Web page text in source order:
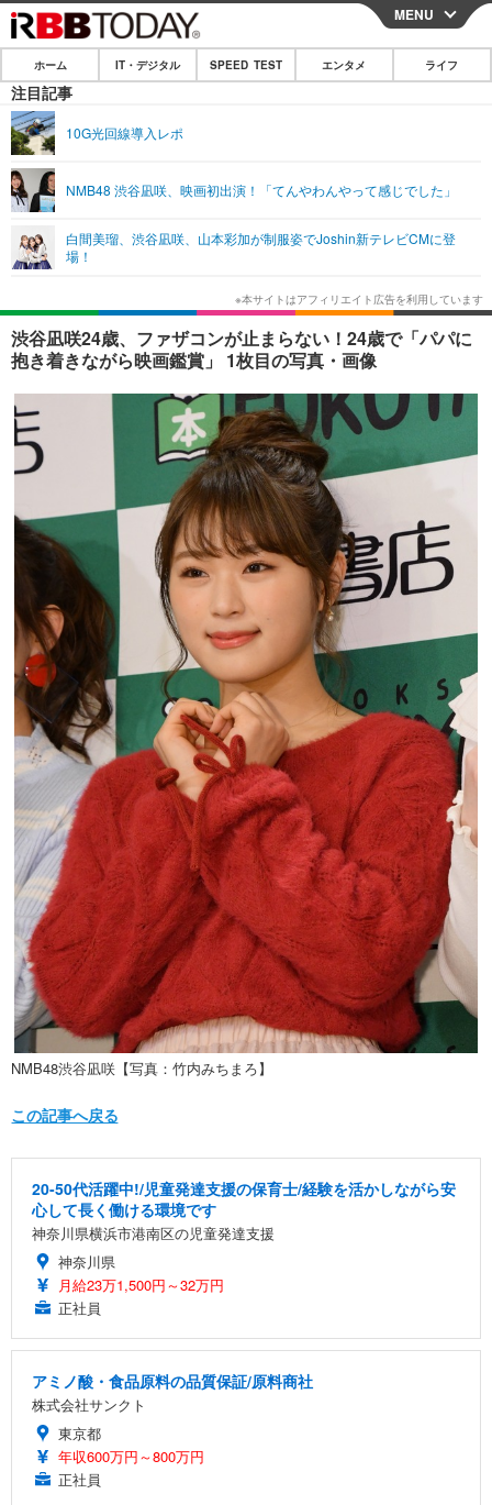
CLOSE
ホーム
IT・デジタル
ショッピング その他
SPEED TEST
エンタメ
エンタメTOP
韓国・芸能
音楽 スポーツ
ショッピング その他
ライフ
ライフTOP グルメ
ペット ショッピング
その他
リリース一覧
プッシュ通知の停止方法
MENU
ホーム IT・デジタル SPEED TEST エンタメ ライフ
注目記事
10G光回線導入レポ
NMB48 渋谷凪咲、映画初出演！「てんやわんやって感じでした」
白間美瑠、渋谷凪咲、山本彩加が制服姿でJoshin新テレビCMに登
場！
渋谷凪咲24歳、ファザコンが止まらない！24歳で「パパに
抱き着きながら映画鑑賞」 1枚目の写真・画像
NMB48渋谷凪咲【写真：竹内みちまろ】
この記事へ戻る
20-50代活躍中!/児童発達支援の保育士/経験を活かしながら安
心して長く働ける環境です
神奈川県横浜市港南区の児童発達支援
神奈川県
月給23万1,500円～32万円
正社員
アミノ酸・食品原料の品質保証/原料商社
株式会社サンクト
東京都
年収600万円～800万円
正社員